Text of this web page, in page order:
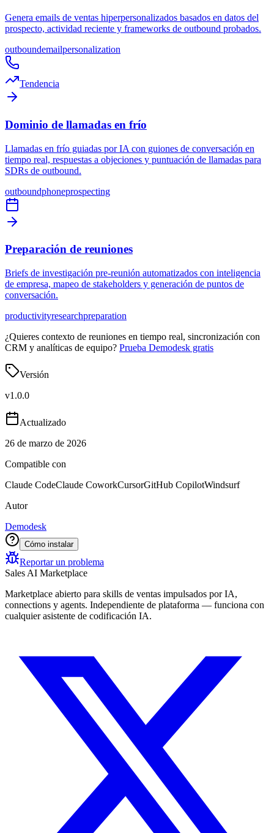
Genera emails de ventas hiperpersonalizados basados en datos del
prospecto, actividad reciente y frameworks de outbound probados.
outboundemailpersonalization
Tendencia
Dominio de llamadas en frío
Llamadas en frío guiadas por IA con guiones de conversación en
tiempo real, respuestas a objeciones y puntuación de llamadas para
SDRs de outbound.
outboundphoneprospecting
Preparación de reuniones
Briefs de investigación pre-reunión automatizados con inteligencia
de empresa, mapeo de stakeholders y generación de puntos de
conversación.
productivityresearchpreparation
¿Quieres contexto de reuniones en tiempo real, sincronización con
CRM y analíticas de equipo? Prueba Demodesk gratis
Versión
v1.0.0
Actualizado
26 de marzo de 2026
Compatible con
Claude CodeClaude CoworkCursorGitHub CopilotWindsurf
Autor
Demodesk
Cómo instalar
Reportar un problema
Sales AI Marketplace
Marketplace abierto para skills de ventas impulsados por IA,
connections y agents. Independiente de plataforma — funciona con
cualquier asistente de codificación IA.